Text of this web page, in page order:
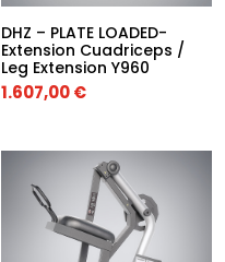
DHZ – PLATE LOADED-
Extension Cuadriceps /
Leg Extension Y960
1.607,00€